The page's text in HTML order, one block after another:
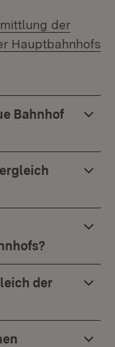
der
Hauptbahnhofs
Bahnhof
der